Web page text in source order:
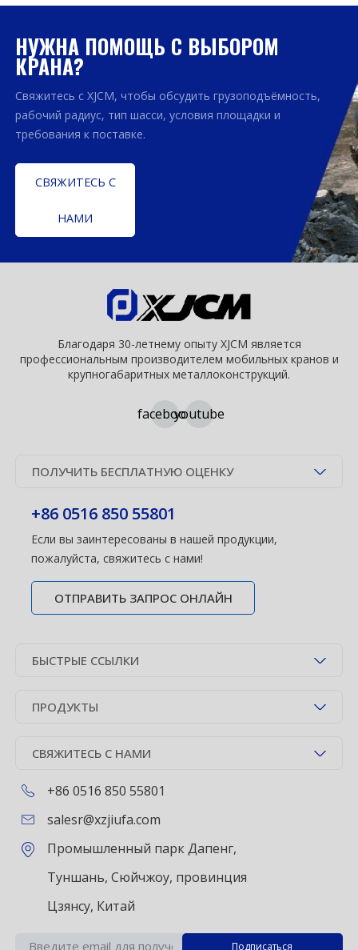
НУЖНА ПОМОЩЬ С ВЫБОРОМ
КРАНА?
Свяжитесь с XJCM, чтобы обсудить грузоподъёмность,
рабочий радиус, тип шасси, условия площадки и
требования к поставке.
СВЯЖИТЕСЬ С
НАМИ
Благодаря 30-летнему опыту XJCM является
профессиональным производителем мобильных кранов и
крупногабаритных металлоконструкций.
facebookyoutube
ПОЛУЧИТЬ БЕСПЛАТНУЮ ОЦЕНКУ
+86 0516 850 55801
Если вы заинтересованы в нашей продукции,
пожалуйста, свяжитесь с нами!
ОТПРАВИТЬ ЗАПРОС ОНЛАЙН
БЫСТРЫЕ ССЫЛКИ
ПРОДУКТЫ
СВЯЖИТЕСЬ С НАМИ
+86 0516 850 55801
salesr@xzjiufa.com
Промышленный парк Дапенг,
Туншань, Сюйчжоу, провинция
Цзянсу, Китай